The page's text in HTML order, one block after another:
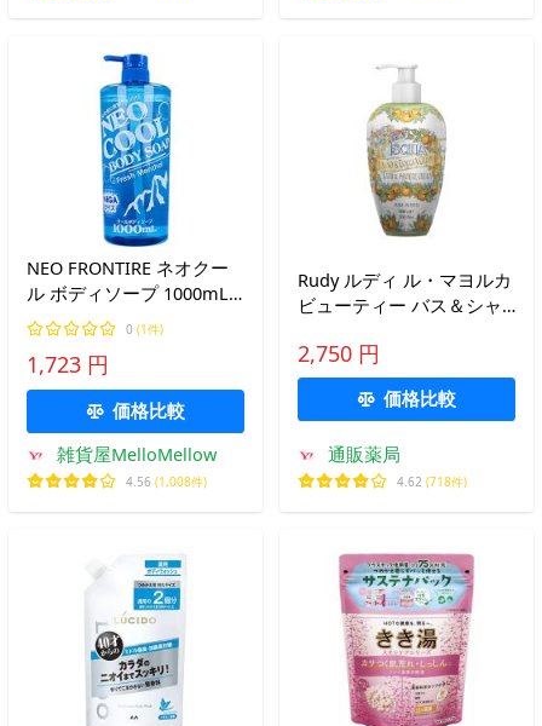
NEO FRONTIRE ネオクー
ル ボディソープ 1000mL
シトラス
0 (1件)
1,723 円
価格比較
雑貨屋MelloMellow
4.56 (1,008件)
Rudy ルディ ル・マヨルカ
ビューティー バス＆シャ
700mL イスキア
2,750 円
価格比較
通販薬局
4.62 (718件)